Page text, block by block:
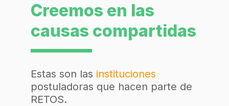
Creemos en las
causas compartidas
Estas son las instituciones
postuladoras que hacen parte de
RETOS.